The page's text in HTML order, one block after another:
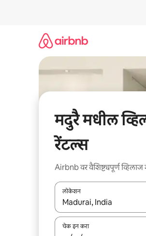
मदुरै मधील
रेंटल्स
Airbnb वर वैशिष्ट्यपूर्ण
लोकेशन
जेव्हा परिणाम उपलब्ध असतील,
चेक इन करा